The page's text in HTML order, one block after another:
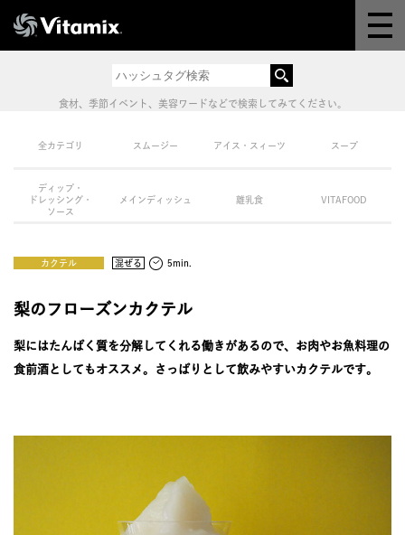
体験＆講座
8つの機能
オンラインストア
よくある質問
食材、季節イベント、美容ワードなどで検索してみてください。
全カテゴリ スムージー アイス・スィーツ スープ
ディップ・
ドレッシング・
ソース
メインディッシュ 離乳食 VITAFOOD
カクテル 混ぜる 5min.
梨のフローズンカクテル
梨にはたんぱく質を分解してくれる働きがあるので、お肉やお魚料理の
食前酒としてもオススメ。さっぱりとして飲みやすいカクテルです。